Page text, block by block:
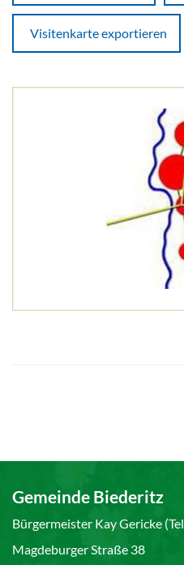
Visitenkarte exportieren
Gemeinde Biederitz
Bürgermeister Kay Gericke
Magdeburger Straße 38